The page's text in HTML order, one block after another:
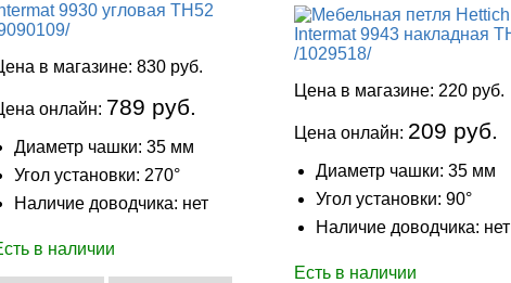
в магазине: 830 руб.
онлайн: 789 руб.
Диаметр чашки: 35 мм
Угол установки: 270°
Наличие доводчика: нет
в наличии
Цена в магазине: 220 руб.
Цена онлайн: 209 руб.
Диаметр чашки: 35 мм
Угол установки: 90°
Наличие доводчика: нет
Есть в наличии